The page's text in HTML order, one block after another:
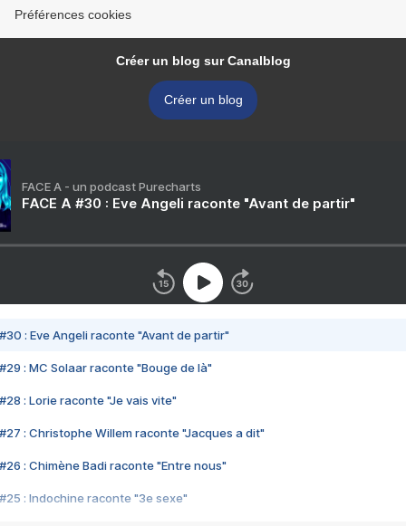
Préférences cookies
Créer un blog sur Canalblog
Créer un blog
FACE A - un podcast Purecharts
FACE A #30 : Eve Angeli raconte "Avant de partir"
#30 : Eve Angeli raconte "Avant de partir"
#29 : MC Solaar raconte "Bouge de là"
#28 : Lorie raconte "Je vais vite"
#27 : Christophe Willem raconte "Jacques a dit"
#26 : Chimène Badi raconte "Entre nous"
#25 : Indochine raconte "3e sexe"